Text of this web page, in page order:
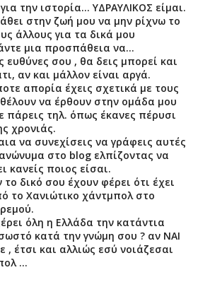
την ιστορία... ΥΔΡΑΥΛΙΚΟΣ είμαι.
στην ζωή μου να μην ρίχνω το
άλλους για τα δικά μου
μια προσπάθεια να...
ευθύνες σου , θα δεις μπορεί και
αν και μάλλον είναι αργά.
απορία έχεις σχετικά με τους
να έρθουν στην ομάδα μου
πάρεις τηλ. όπως έκανες πέρυσι
χρονιάς.
να συνεχίσεις να γράφεις αυτές
ανώνυμα στο blog ελπίζοντας να
κανείς ποιος είσαι.
δικό σου έχουν φέρει ότι έχει
το Χανιώτικο χάντμπολ στο
όλη η Ελλάδα την κατάντια
κατά την γνώμη σου ? αν ΝΑΙ
, έτσι και αλλιώς εσύ νοιάζεσαι
...